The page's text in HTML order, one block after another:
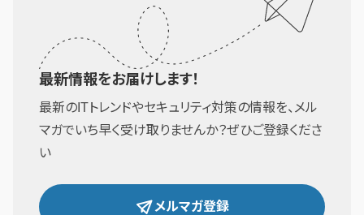
最新情報をお届けします！
最新のITトレンドやセキュリティ対策の情報を、メル
マガでいち早く受け取りませんか？ぜひご登録くださ
い
メルマガ登録